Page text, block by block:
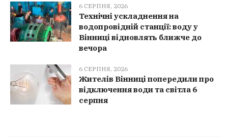
6 СЕРПНЯ, 2026
Технічні ускладнення на
водопровідній станції: воду у
Вінниці відновлять ближче до
вечора
6 СЕРПНЯ, 2026
Жителів Вінниці попередили про
відключення води та світла 6
серпня